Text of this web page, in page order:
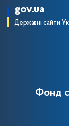
gov.ua
Державні сайти
Фонд